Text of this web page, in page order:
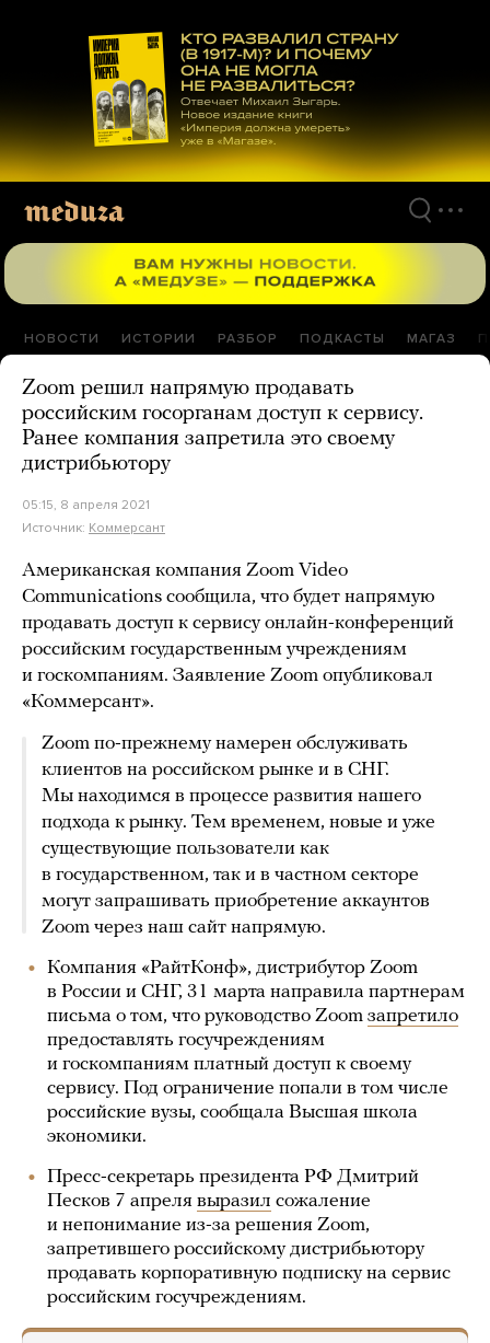
материалам
НОВОСТИ ИСТОРИИ РАЗБОР ПОДКАСТЫ МАГАЗ
Zoom решил напрямую продавать
российским госорганам доступ к сервису.
Ранее компания запретила это своему
дистрибьютору
05:15, 8 апреля 2021
Источник: Коммерсант
Американская компания Zoom Video
Communications сообщила, что будет напрямую
продавать доступ к сервису онлайн-конференций
российским государственным учреждениям
и госкомпаниям. Заявление Zoom опубликовал
«Коммерсант».
Zoom по-прежнему намерен обслуживать
клиентов на российском рынке и в СНГ.
Мы находимся в процессе развития нашего
подхода к рынку. Тем временем, новые и уже
существующие пользователи как
в государственном, так и в частном секторе
могут запрашивать приобретение аккаунтов
Zoom через наш сайт напрямую.
Компания «РайтКонф», дистрибутор Zoom
в России и СНГ, 31 марта направила партнерам
письма о том, что руководство Zoom запретило
предоставлять госучреждениям
и госкомпаниям платный доступ к своему
сервису. Под ограничение попали в том числе
российские вузы, сообщала Высшая школа
экономики.
Пресс-секретарь президента РФ Дмитрий
Песков 7 апреля выразил сожаление
и непонимание из-за решения Zoom,
запретившего российскому дистрибьютору
продавать корпоративную подписку на сервис
российским госучреждениям.